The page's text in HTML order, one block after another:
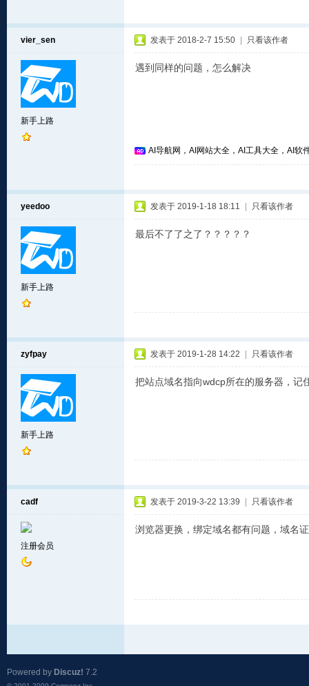
vier_sen
新手上路
发表于 2018-2-7 15:50 只看该作者
遇到同样的问题，怎么解决
AI导航网，AI网站大全，AI工具大全，AI软
yeedoo
新手上路
发表于 2019-1-18 18:11 只看该作者
最后不了了之了？？？？？
zyfpay
新手上路
发表于 2019-1-28 14:22 只看该作者
把站点域名指向wdcp所在的服务器，记
cadf
注册会员
发表于 2019-3-22 13:39 只看该作者
浏览器更换，绑定域名都有问题，域名
Powered by Discuz! 7.2